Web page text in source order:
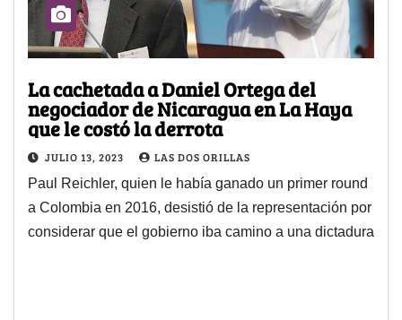
La cachetada a Daniel Ortega del
negociador de Nicaragua en La Haya
que le costó la derrota
JULIO 13, 2023 LAS DOS ORILLAS
Paul Reichler, quien le había ganado un primer round
a Colombia en 2016, desistió de la representación por
considerar que el gobierno iba camino a una dictadura